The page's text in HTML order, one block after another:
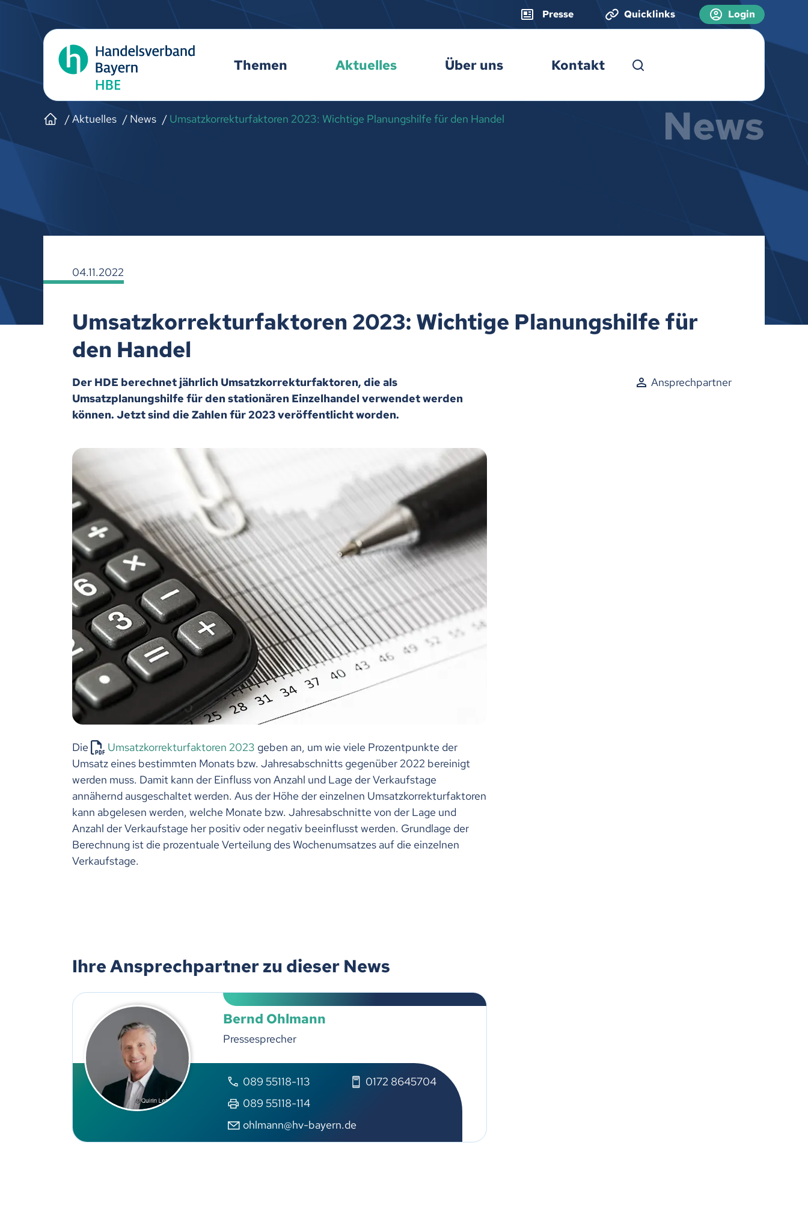
Presse Quicklinks Login
Themen Aktuelles Über uns Kontakt
Aktuelles News Umsatzkorrekturfaktoren 2023: Wichtige Planungshilfe für den Handel News
04.11.2022
Umsatzkorrekturfaktoren 2023: Wichtige Planungshilfe für
den Handel
Der HDE berechnet jährlich Umsatzkorrekturfaktoren, die als
Umsatzplanungshilfe für den stationären Einzelhandel verwendet werden
können. Jetzt sind die Zahlen für 2023 veröffentlicht worden.
Ansprechpartner
Die Umsatzkorrekturfaktoren 2023 geben an, um wie viele Prozentpunkte der
Umsatz eines bestimmten Monats bzw. Jahresabschnitts gegenüber 2022 bereinigt
werden muss. Damit kann der Einfluss von Anzahl und Lage der Verkaufstage
annähernd ausgeschaltet werden. Aus der Höhe der einzelnen Umsatzkorrekturfaktoren
kann abgelesen werden, welche Monate bzw. Jahresabschnitte von der Lage und
Anzahl der Verkaufstage her positiv oder negativ beeinflusst werden. Grundlage der
Berechnung ist die prozentuale Verteilung des Wochenumsatzes auf die einzelnen
Verkaufstage.
Ihre Ansprechpartner zu dieser News
Bernd Ohlmann
Pressesprecher
089 55118-113
0172 8645704
089 55118-114
ohlmann@hv-bayern.de